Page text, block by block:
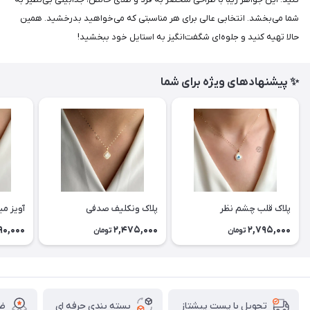
شما می‌بخشد. انتخابی عالی برای هر مناسبتی که می‌خواهید بدرخشید. همین
حالا تهیه کنید و جلوه‌ای شگفت‌انگیز به استایل خود ببخشید!
✨ پیشنهادهای ویژه برای شما
پلاک قلب چشم نظر
2,795,000 تومان
پلاک ونکلیف صدفی
2,475,000 تومان
آویز
تحویل با پست پیشتاز بسته بندی حرفه ای